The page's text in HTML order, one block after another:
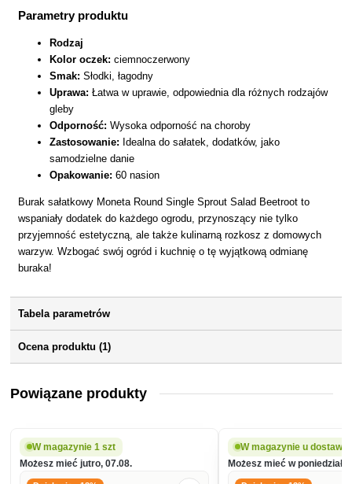
Parametry produktu
Rodzaj
Kolor oczek: ciemnoczerwony
Smak: Słodki, łagodny
Uprawa: Łatwa w uprawie, odpowiednia dla różnych rodzajów
gleby
Odporność: Wysoka odporność na choroby
Zastosowanie: Idealna do sałatek, dodatków, jako
samodzielne danie
Opakowanie: 60 nasion
Burak sałatkowy Moneta Round Single Sprout Salad Beetroot to
wspaniały dodatek do każdego ogrodu, przynoszący nie tylko
przyjemność estetyczną, ale także kulinarną rozkosz z domowych
warzyw. Wzbogać swój ogród i kuchnię o tę wyjątkową odmianę
buraka!
Tabela parametrów
Ocena produktu (1)
Powiązane produkty
W magazynie 1 szt
Możesz mieć jutro, 07.08.
W magazynie u
Możesz mieć w